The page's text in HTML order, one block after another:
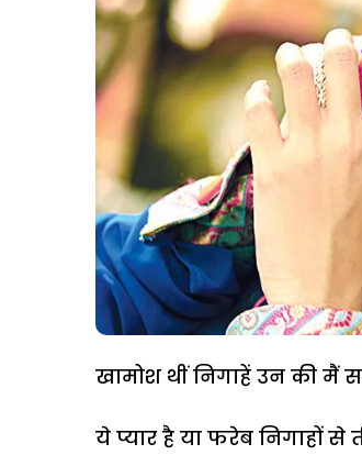
खामोश थीं निगाहें उन की मैं
ये प्यार है या फरेब निगाहों से